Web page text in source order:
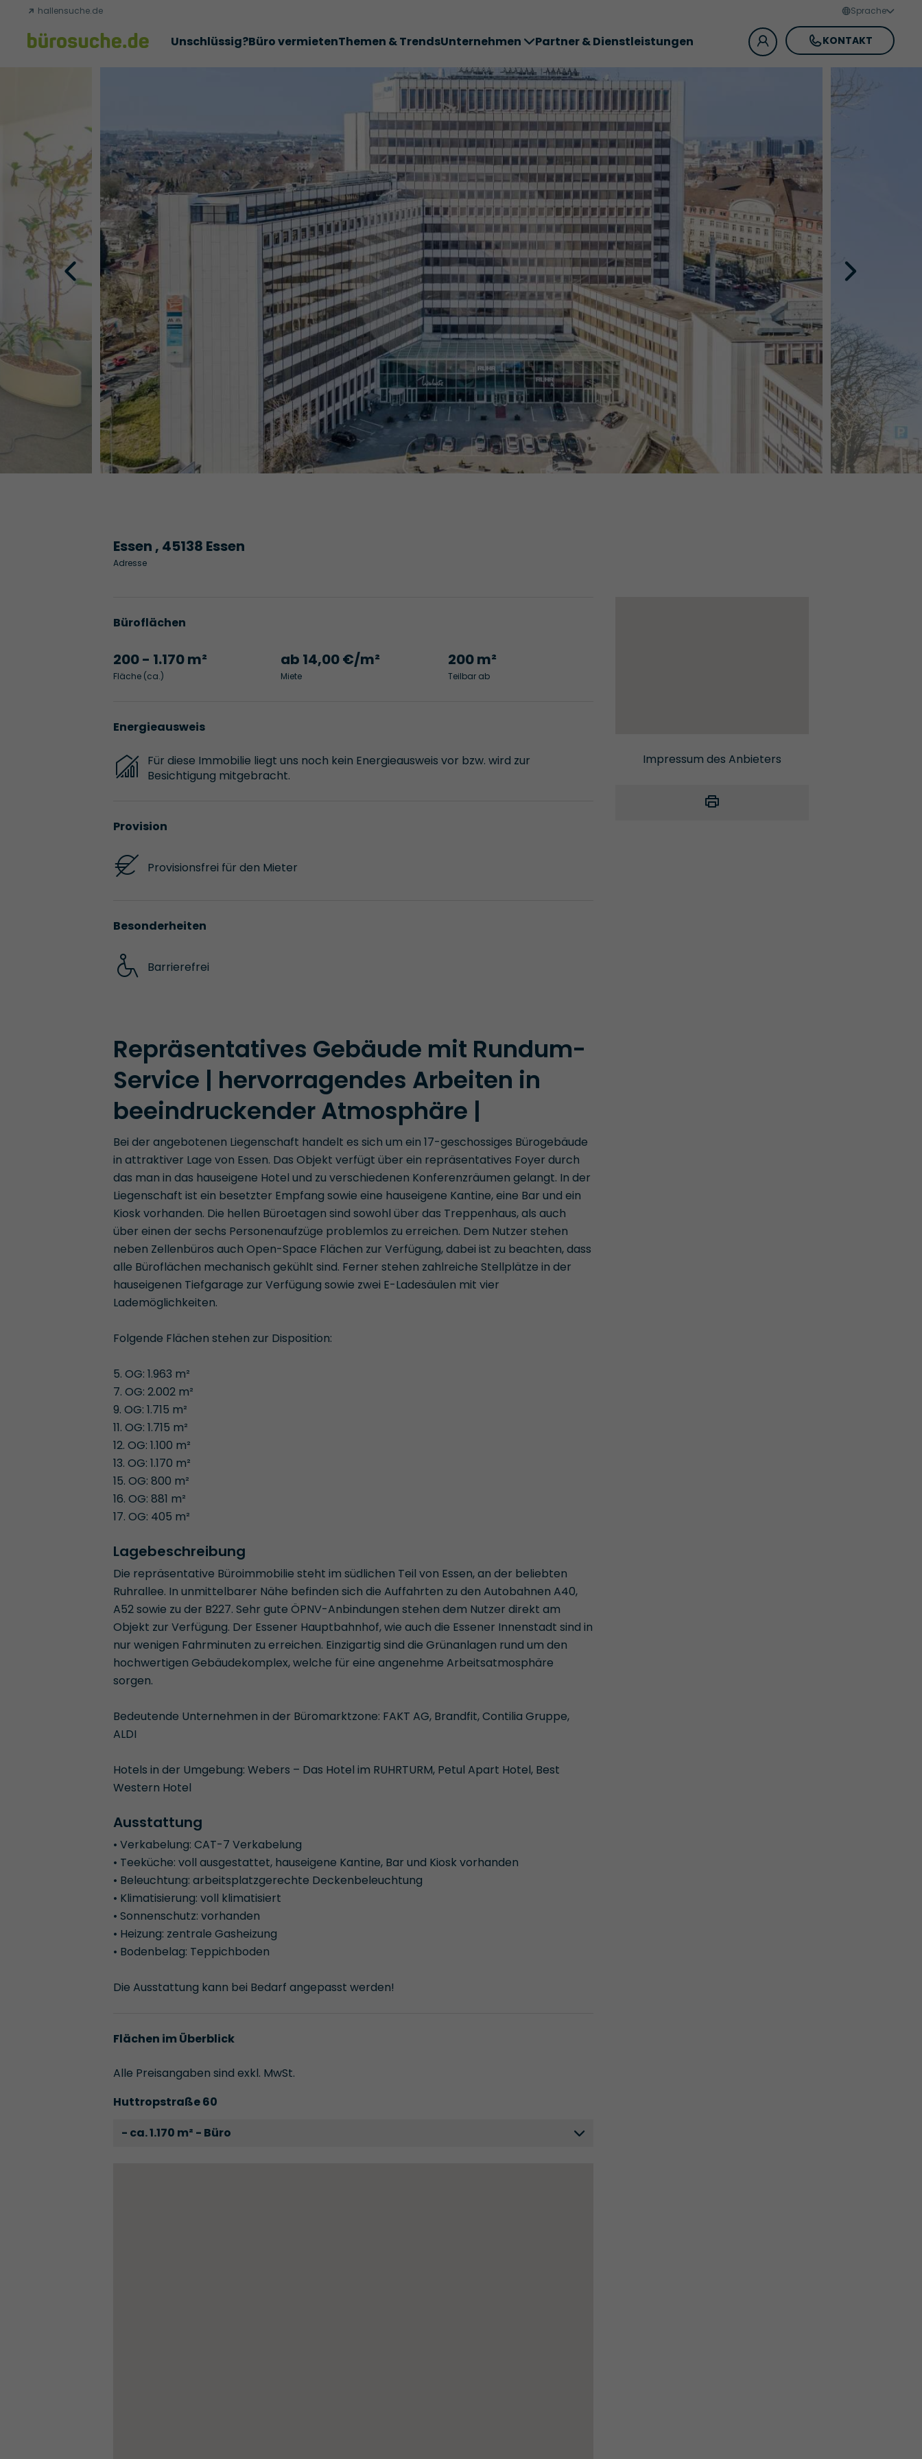
hallensuche.de Sprache
KONTAKT
Unschlüssig?Büro vermietenThemen & TrendsUnternehmen Partner & Dienstleistungen
Essen , 45138 Essen
Adresse
Büroflächen
200 - 1.170 m²
Fläche (ca.)
ab 14,00 €/m²
Miete
200 m²
Teilbar ab
Energieausweis
Für diese Immobilie liegt uns noch kein Energieausweis vor bzw. wird zur
Besichtigung mitgebracht.
Provision
Provisionsfrei für den Mieter
Besonderheiten
Barrierefrei
Repräsentatives Gebäude mit Rundum-
Service | hervorragendes Arbeiten in
beeindruckender Atmosphäre |
Bei der angebotenen Liegenschaft handelt es sich um ein 17-geschossiges Bürogebäude
in attraktiver Lage von Essen. Das Objekt verfügt über ein repräsentatives Foyer durch
das man in das hauseigene Hotel und zu verschiedenen Konferenzräumen gelangt. In der
Liegenschaft ist ein besetzter Empfang sowie eine hauseigene Kantine, eine Bar und ein
Kiosk vorhanden. Die hellen Büroetagen sind sowohl über das Treppenhaus, als auch
über einen der sechs Personenaufzüge problemlos zu erreichen. Dem Nutzer stehen
neben Zellenbüros auch Open-Space Flächen zur Verfügung, dabei ist zu beachten, dass
alle Büroflächen mechanisch gekühlt sind. Ferner stehen zahlreiche Stellplätze in der
hauseigenen Tiefgarage zur Verfügung sowie zwei E-Ladesäulen mit vier
Lademöglichkeiten.
Folgende Flächen stehen zur Disposition:
5. OG: 1.963 m²
7. OG: 2.002 m²
9. OG: 1.715 m²
11. OG: 1.715 m²
12. OG: 1.100 m²
13. OG: 1.170 m²
15. OG: 800 m²
16. OG: 881 m²
17. OG: 405 m²
Lagebeschreibung
Die repräsentative Büroimmobilie steht im südlichen Teil von Essen, an der beliebten
Ruhrallee. In unmittelbarer Nähe befinden sich die Auffahrten zu den Autobahnen A40,
A52 sowie zu der B227. Sehr gute ÖPNV-Anbindungen stehen dem Nutzer direkt am
Objekt zur Verfügung. Der Essener Hauptbahnhof, wie auch die Essener Innenstadt sind in
nur wenigen Fahrminuten zu erreichen. Einzigartig sind die Grünanlagen rund um den
hochwertigen Gebäudekomplex, welche für eine angenehme Arbeitsatmosphäre
sorgen.
Bedeutende Unternehmen in der Büromarktzone: FAKT AG, Brandfit, Contilia Gruppe,
ALDI
Hotels in der Umgebung: Webers – Das Hotel im RUHRTURM, Petul Apart Hotel, Best
Western Hotel
Ausstattung
• Verkabelung: CAT-7 Verkabelung
• Teeküche: voll ausgestattet, hauseigene Kantine, Bar und Kiosk vorhanden
• Beleuchtung: arbeitsplatzgerechte Deckenbeleuchtung
• Klimatisierung: voll klimatisiert
• Sonnenschutz: vorhanden
• Heizung: zentrale Gasheizung
• Bodenbelag: Teppichboden
Die Ausstattung kann bei Bedarf angepasst werden!
Flächen im Überblick
Alle Preisangaben sind exkl. MwSt.
Huttropstraße 60
- ca. 1.170 m² - Büro
Impressum des Anbieters